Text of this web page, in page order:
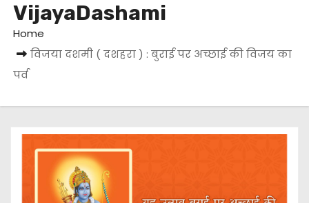
VijayaDashami
Home
विजया दशमी ( दशहरा ) : बुराई पर अच्छाई की विजय का
पर्व